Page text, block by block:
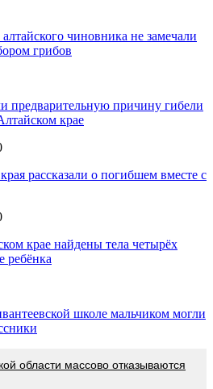
чиновника не замечали
грибов
предварительную причину гибели
крае
рассказали о погибшем вместе с
крае найдены тела четырёх
ребёнка
школе мальчиком могли
области массово отказываются